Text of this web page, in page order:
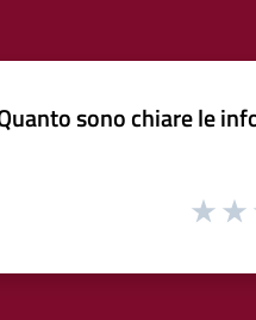
sono chiare le